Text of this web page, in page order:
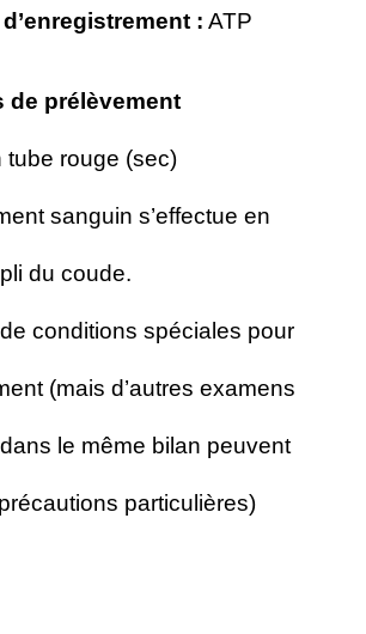
: ATP
de prélèvement
tube rouge (sec)
sanguin s’effectue en
du coude.
de conditions spéciales pour
(mais d’autres examens
le même bilan peuvent
particulières)